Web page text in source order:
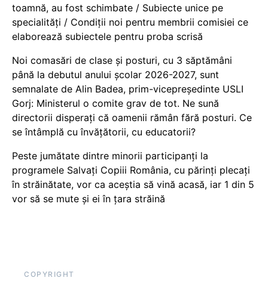
toamnă, au fost schimbate / Subiecte unice pe
specialități / Condiții noi pentru membrii comisiei ce
elaborează subiectele pentru proba scrisă
Noi comasări de clase și posturi, cu 3 săptămâni
până la debutul anului școlar 2026-2027, sunt
semnalate de Alin Badea, prim-vicepreședinte USLI
Gorj: Ministerul o comite grav de tot. Ne sună
directorii disperați că oamenii rămân fără posturi. Ce
se întâmplă cu învățătorii, cu educatorii?
Peste jumătate dintre minorii participanți la
programele Salvați Copiii România, cu părinți plecați
în străinătate, vor ca aceștia să vină acasă, iar 1 din 5
vor să se mute și ei în țara străină
COPYRIGHT